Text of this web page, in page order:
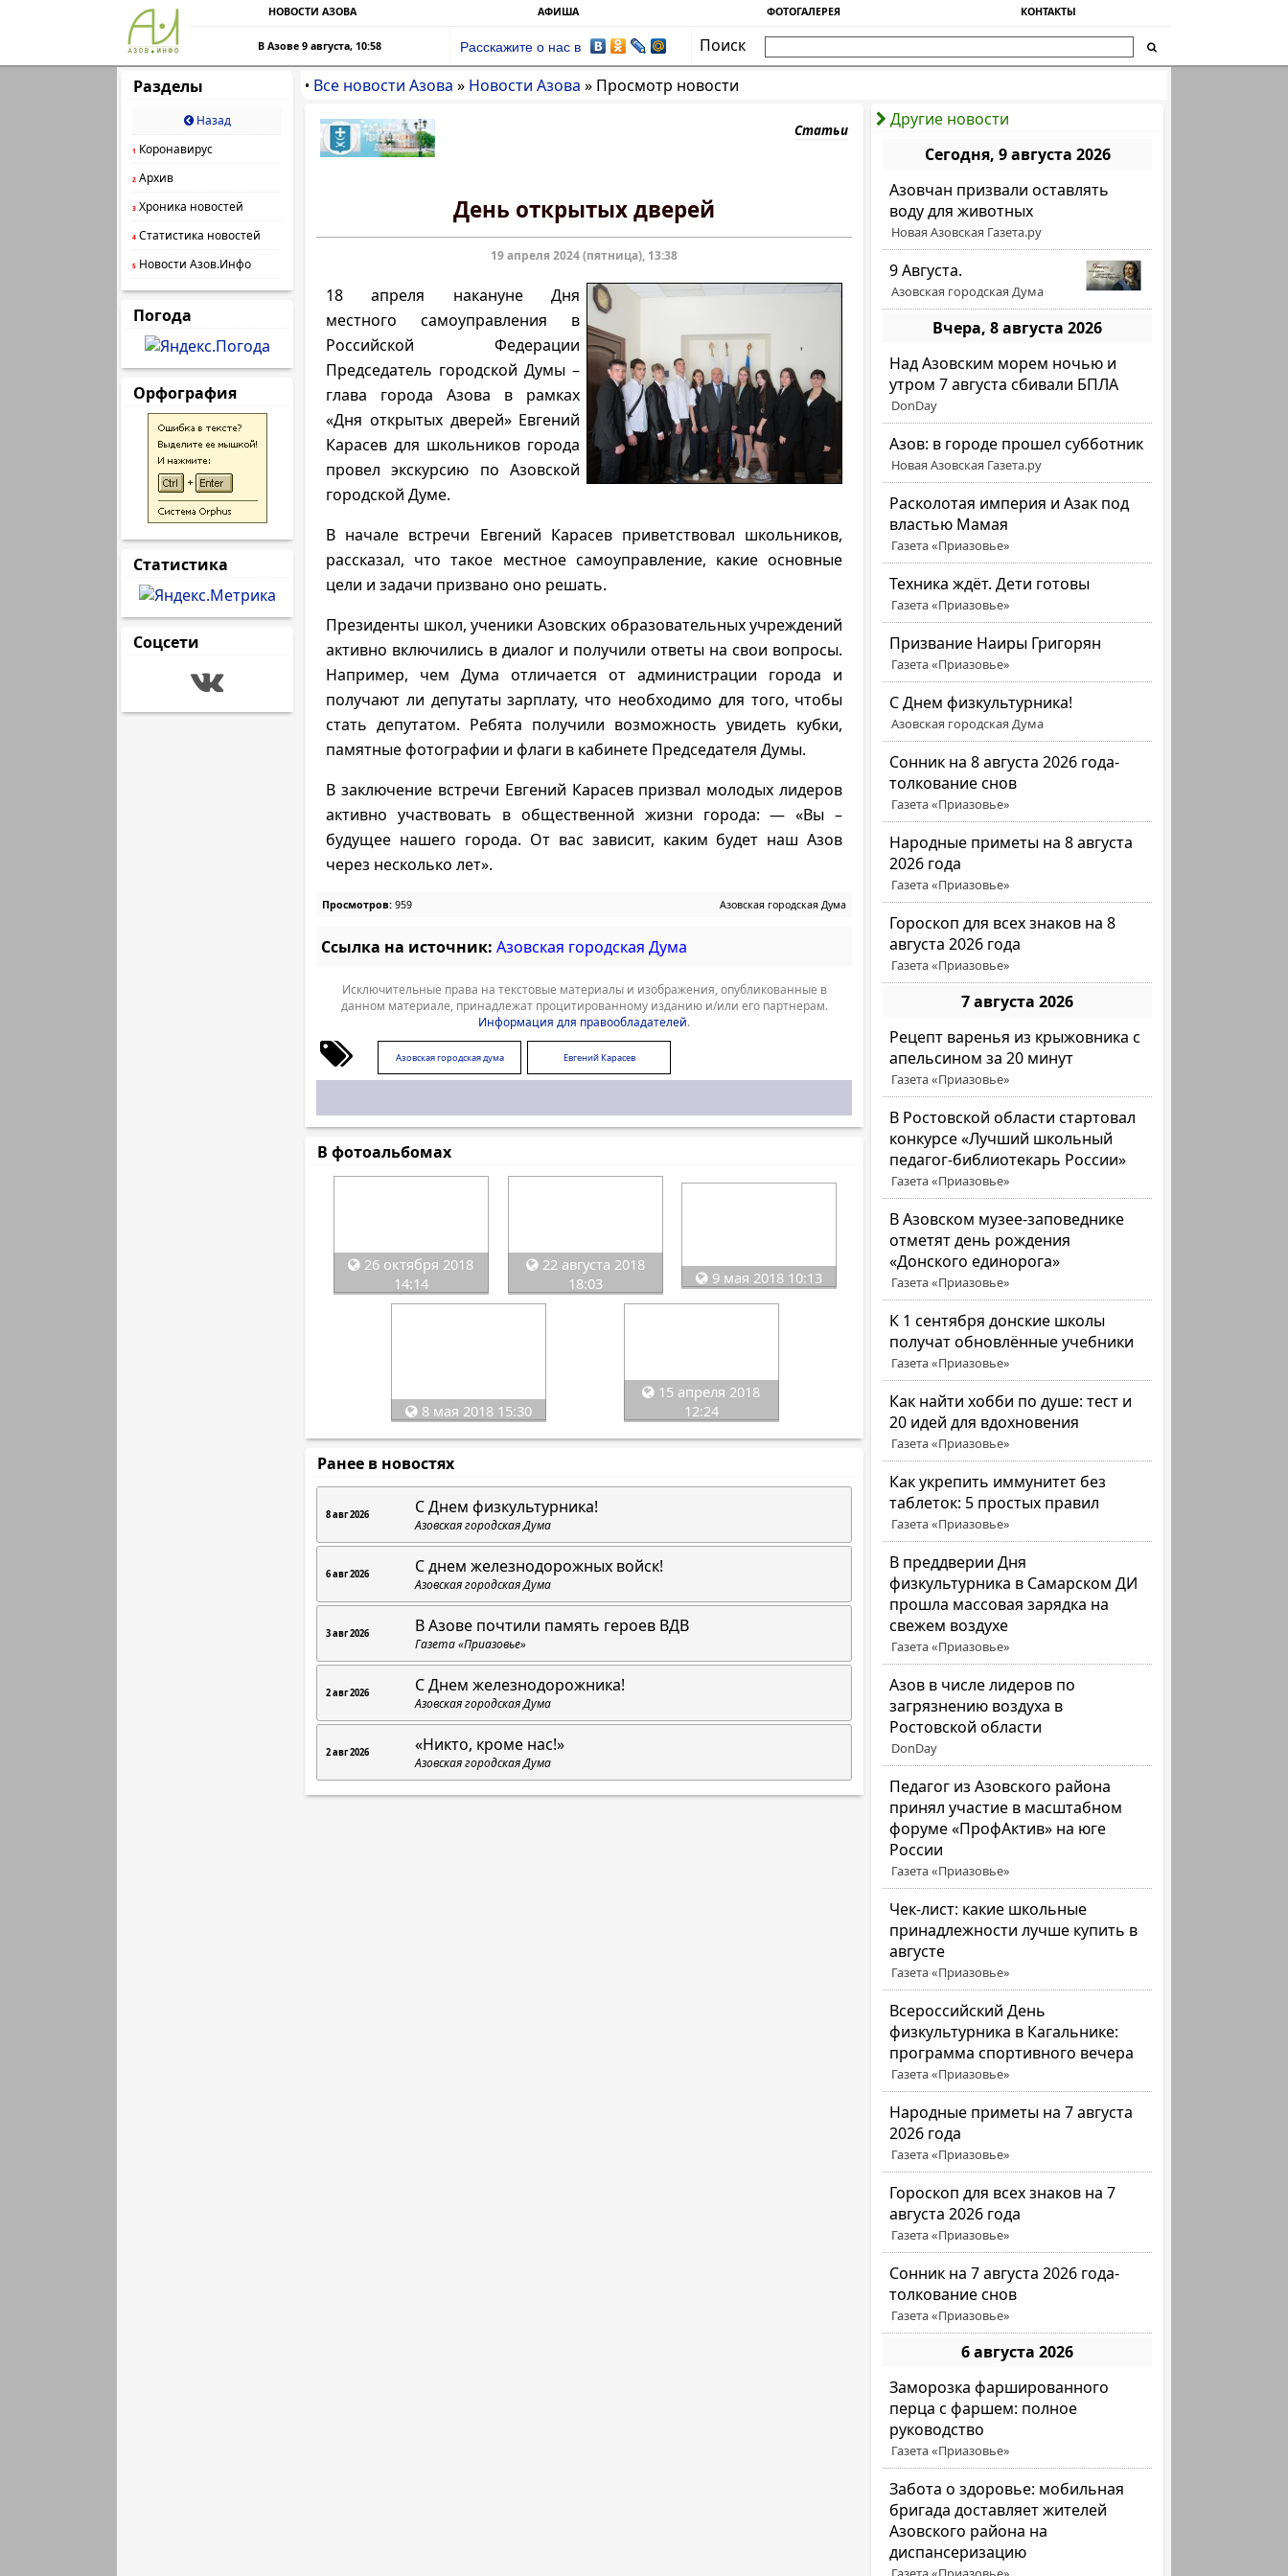
НОВОСТИ АЗОВА АФИША ФОТОГАЛЕРЕЯ КОНТАКТЫ
В Азове 9 августа, 10:58 Расскажите о нас в
Поиск
Разделы
Назад
1 Коронавирус
2 Архив
3 Хроника новостей
4 Статистика новостей
5 Новости Азов.Инфо
Погода
Орфография
Статистика
Соцсети
• Все новости Азова » Новости Азова » Просмотр новости
Другие новости
Сегодня, 9 августа 2026
Азовчан призвали оставлять
воду для животных
Новая Азовская Газета.ру
9 Августа.
Азовская городская Дума
Вчера, 8 августа 2026
Над Азовским морем ночью и
утром 7 августа сбивали БПЛА
DonDay
Азов: в городе прошел субботник
Новая Азовская Газета.ру
Расколотая империя и Азак под
властью Мамая
Газета «Приазовье»
Техника ждёт. Дети готовы
Газета «Приазовье»
Призвание Наиры Григорян
Газета «Приазовье»
C Днем физкультурника!
Азовская городская Дума
Сонник на 8 августа 2026 года-
толкование снов
Газета «Приазовье»
Народные приметы на 8 августа
2026 года
Газета «Приазовье»
Гороскоп для всех знаков на 8
августа 2026 года
Газета «Приазовье»
7 августа 2026
Рецепт варенья из крыжовника с
апельсином за 20 минут
Газета «Приазовье»
В Ростовской области стартовал
конкурсе «Лучший школьный
педагог-библиотекарь России»
Газета «Приазовье»
В Азовском музее-заповеднике
отметят день рождения
«Донского единорога»
Газета «Приазовье»
К 1 сентября донские школы
получат обновлённые учебники
Газета «Приазовье»
Как найти хобби по душе: тест и
20 идей для вдохновения
Газета «Приазовье»
Как укрепить иммунитет без
таблеток: 5 простых правил
Газета «Приазовье»
В преддверии Дня
физкультурника в Самарском ДИ
прошла массовая зарядка на
свежем воздухе
Газета «Приазовье»
Азов в числе лидеров по
загрязнению воздуха в
Ростовской области
DonDay
Педагог из Азовского района
принял участие в масштабном
форуме «ПрофАктив» на юге
России
Газета «Приазовье»
Чек-лист: какие школьные
принадлежности лучше купить в
августе
Газета «Приазовье»
Всероссийский День
физкультурника в Кагальнике:
программа спортивного вечера
Газета «Приазовье»
Народные приметы на 7 августа
2026 года
Газета «Приазовье»
Гороскоп для всех знаков на 7
августа 2026 года
Газета «Приазовье»
Сонник на 7 августа 2026 года-
толкование снов
Газета «Приазовье»
6 августа 2026
Заморозка фаршированного
перца с фаршем: полное
руководство
Газета «Приазовье»
Забота о здоровье: мобильная
бригада доставляет жителей
Азовского района на
диспансеризацию
Статьи
День открытых дверей
19 апреля 2024 (пятница), 13:38
18 апреля накануне Дня
местного самоуправления в
Российской Федерации
Председатель городской Думы –
глава города Азова в рамках
«Дня открытых дверей» Евгений
Карасев для школьников города
провел экскурсию по Азовской
городской Думе.
В начале встречи Евгений Карасев приветствовал школьников,
рассказал, что такое местное самоуправление, какие основные
цели и задачи призвано оно решать.
Президенты школ, ученики Азовских образовательных учреждений
активно включились в диалог и получили ответы на свои вопросы.
Например, чем Дума отличается от администрации города и
получают ли депутаты зарплату, что необходимо для того, чтобы
стать депутатом. Ребята получили возможность увидеть кубки,
памятные фотографии и флаги в кабинете Председателя Думы.
В заключение встречи Евгений Карасев призвал молодых лидеров
активно участвовать в общественной жизни города: — «Вы –
будущее нашего города. От вас зависит, каким будет наш Азов
через несколько лет».
Просмотров: 959 Азовская городская Дума
Ссылка на источник: Азовская городская Дума
Исключительные права на текстовые материалы и изображения, опубликованные в
данном материале, принадлежат процитированному изданию и/или его партнерам.
Информация для правообладателей.
Азовская городская дума Евгений Карасев
В фотоальбомах
26 октября 2018
14:14
22 августа 2018
18:03
9 мая 2018 10:13
8 мая 2018 15:30
15 апреля 2018
12:24
Ранее в новостях
8 авг 2026 C Днем физкультурника!
Азовская городская Дума
6 авг 2026 С днем железнодорожных войск!
Азовская городская Дума
3 авг 2026 В Азове почтили память героев ВДВ
Газета «Приазовье»
2 авг 2026 С Днем железнодорожника!
Азовская городская Дума
2 авг 2026 «Никто, кроме нас!»
Азовская городская Дума